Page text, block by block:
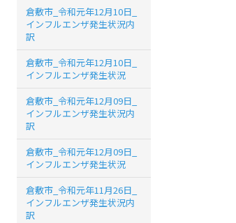
倉敷市_令和元年12月10日_
インフルエンザ発生状況内
訳
倉敷市_令和元年12月10日_
インフルエンザ発生状況
倉敷市_令和元年12月09日_
インフルエンザ発生状況内
訳
倉敷市_令和元年12月09日_
インフルエンザ発生状況
倉敷市_令和元年11月26日_
インフルエンザ発生状況内
訳